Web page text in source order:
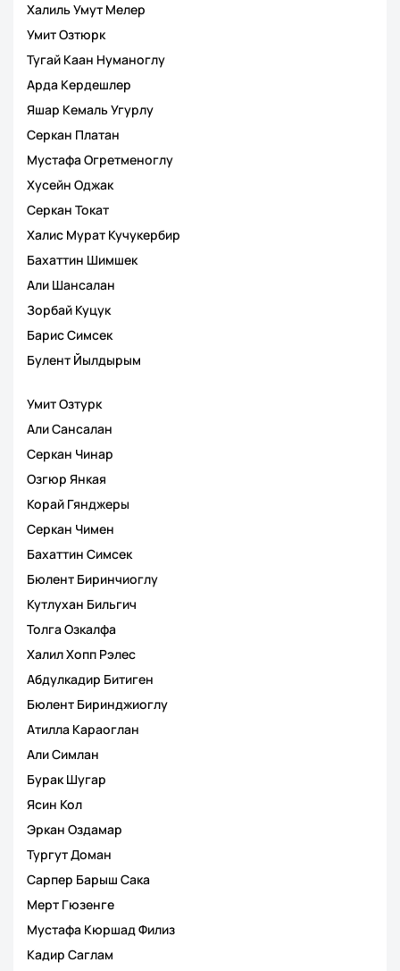
Халиль Умут Мелер
Умит Озтюрк
Тугай Каан Нуманоглу
Арда Кердешлер
Яшар Кемаль Угурлу
Серкан Платан
Мустафа Огретменоглу
Хусейн Оджак
Серкан Токат
Халис Мурат Кучукербир
Бахаттин Шимшек
Али Шансалан
Зорбай Куцук
Барис Симсек
Булент Йылдырым
Умит Озтурк
Али Сансалан
Серкан Чинар
Озгюр Янкая
Корай Гянджеры
Серкан Чимен
Бахаттин Симсек
Бюлент Биринчиоглу
Кутлухан Бильгич
Толга Озкалфа
Халил Хопп Рэлес
Абдулкадир Битиген
Бюлент Биринджиоглу
Атилла Караоглан
Али Симлан
Бурак Шугар
Ясин Кол
Эркан Оздамар
Тургут Доман
Сарпер Барыш Сака
Мерт Гюзенге
Мустафа Кюршад Филиз
Кадир Саглам